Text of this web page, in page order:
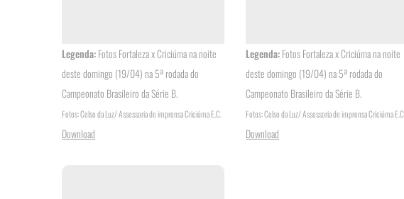
Legenda:Fotos Fortaleza x Criciúma na noite
deste domingo (19/04) na 5ª rodada do
Campeonato Brasileiro da Série B.
Fotos: Celso da Luz/ Assessoria de imprensa Criciúma E.C.
Download
Legenda:Fotos Fortaleza x Criciúma na noite
deste domingo (19/04) na 5ª rodada do
Campeonato Brasileiro da Série B.
Fotos: Celso da Luz/ Assessoria de imprensa Criciúma E.C.
Download